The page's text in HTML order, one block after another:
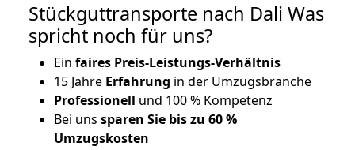
Stückguttransporte nach Dali Was
spricht noch für uns?
Ein faires Preis-Leistungs-Verhältnis
15 Jahre Erfahrung in der Umzugsbranche
Professionell und 100 % Kompetenz
Bei uns sparen Sie bis zu 60 %
Umzugskosten